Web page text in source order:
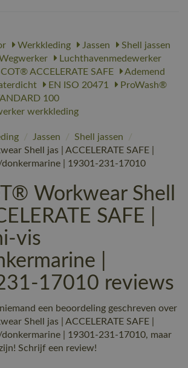
Werkkleding Jassen
Shell jassen
Luchthavenmedewerker
ACCELERATE SAFE
Ademend
EN ISO 20471
ProWash®
100
werkkleding
/ Jassen / Shell jassen
/
Shell jas | ACCELERATE SAFE |
| 19301-231-17010
Workwear Shell
SAFE |
vis
|
17010 reviews
een beoordeling geschreven over
Shell jas | ACCELERATE SAFE |
| 19301-231-17010, maar
Schrijf een review!